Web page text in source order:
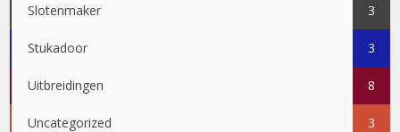
Slotenmaker 3
Stukadoor 3
Uitbreidingen 8
Uncategorized 3